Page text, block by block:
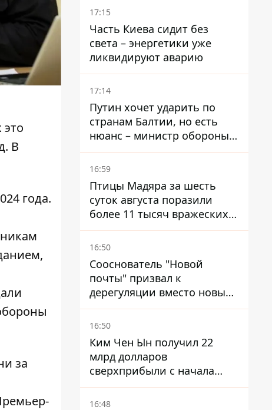
В
года.
за
17:15
Часть Киева сидит без
света – энергетики уже
ликвидируют аварию
17:14
Путин хочет ударить по
странам Балтии, но есть
нюанс – министр обороны
Литвы сделал заявление
16:59
Птицы Мадяра за шесть
суток августа поразили
более 11 тысяч вражеских
целей и ликвидировали
около двух тысяч
16:50
Сооснователь "Новой
почты" призвал к
дерегуляции вместо новых
налогов - Гетманцев против
16:50
Ким Чен Ын получил 22
млрд долларов
сверхприбыли с начала
войны в Украине -
Bloomberg
16:48